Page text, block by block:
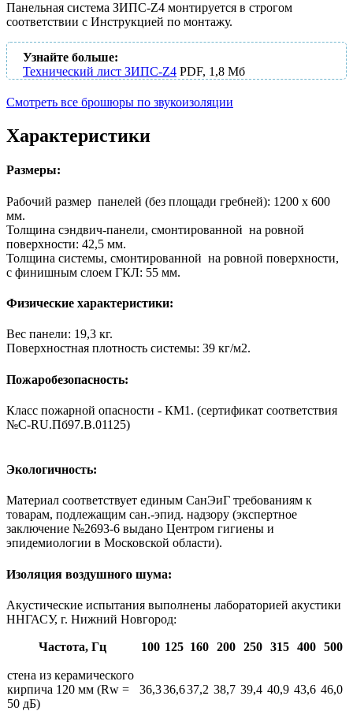
Панельная система ЗИПС-Z4 монтируется в строгом
соответствии с Инструкцией по монтажу.
Узнайте больше:
Технический лист ЗИПС-Z4 PDF, 1,8 Мб
Смотреть все брошюры по звукоизоляции
Характеристики
Размеры:
Рабочий размер панелей (без площади гребней): 1200 х 600
мм.
Толщина сэндвич-панели, смонтированной на ровной
поверхности: 42,5 мм.
Толщина системы, смонтированной на ровной поверхности,
с финишным слоем ГКЛ: 55 мм.
Физические характеристики:
Вес панели: 19,3 кг.
Поверхностная плотность системы: 39 кг/м2.
Пожаробезопасность:
Класс пожарной опасности - КМ1. (сертификат соответствия
№С-RU.Пб97.В.01125)
Экологичность:
Материал соответствует единым СанЭиГ требованиям к
товарам, подлежащим сан.-эпид. надзору (экспертное
заключение №2693-6 выдано Центром гигиены и
эпидемиологии в Московской области).
Изоляция воздушного шума:
Акустические испытания выполнены лабораторией акустики
ННГАСУ, г. Нижний Новгород:
Частота, Гц 100 125 160 200 250 315 400 500
стена из керамического
кирпича 120 мм (Rw =
50 дБ)
36,336,637,2 38,7 39,4 40,9 43,6 46,0